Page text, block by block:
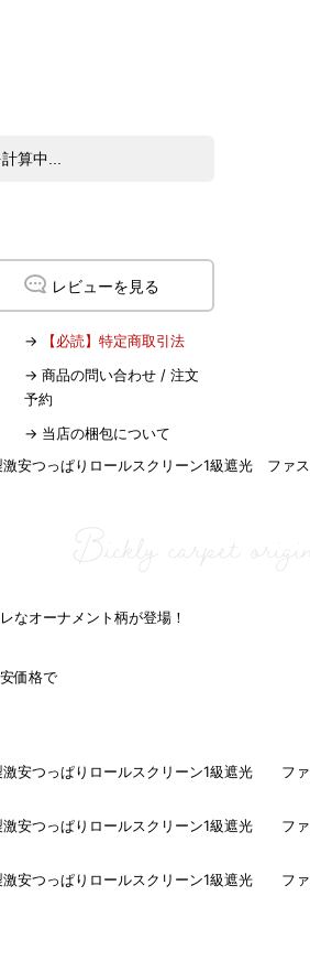
算中...
レビューを見る
→ 【必読】特定商取引法
→ 商品の問い合わせ / 注文
予約
→ 当店の梱包について
Bickly carpet
なオーナメント柄が登場！
価格で